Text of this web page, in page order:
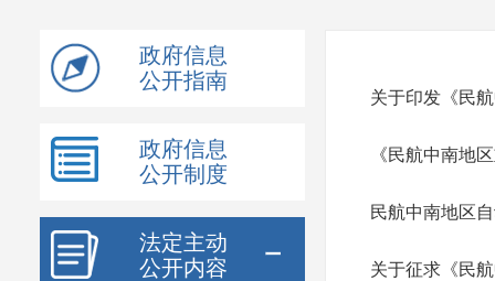
政府信息
公开指南
政府信息
公开制度
法定主动
公开内容
关于印发《民
《民航中南地
民航中南地区
关于征求《民